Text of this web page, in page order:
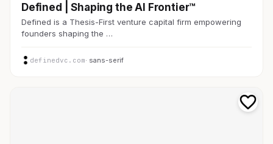
Defined | Shaping the AI Frontier™
Defined is a Thesis-First venture capital firm empowering
founders shaping the …
definedvc.com· sans-serif